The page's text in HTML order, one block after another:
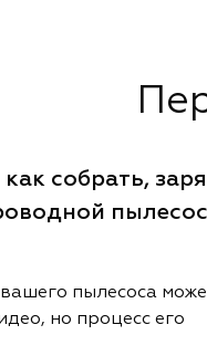
собрать,
пылесос
пылесоса
но процесс его